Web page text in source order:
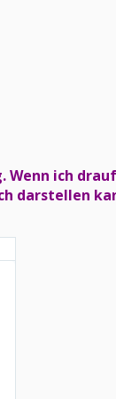
Wenn ich
darstellen